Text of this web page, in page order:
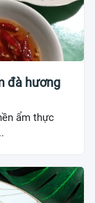
đà hương
ẩm thực